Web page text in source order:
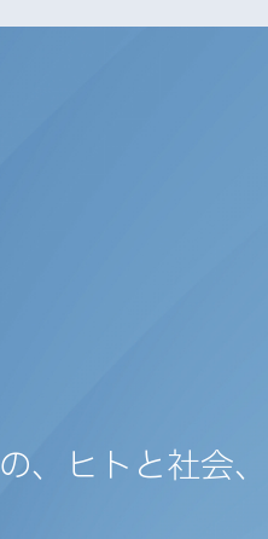
、ヒトと社会、